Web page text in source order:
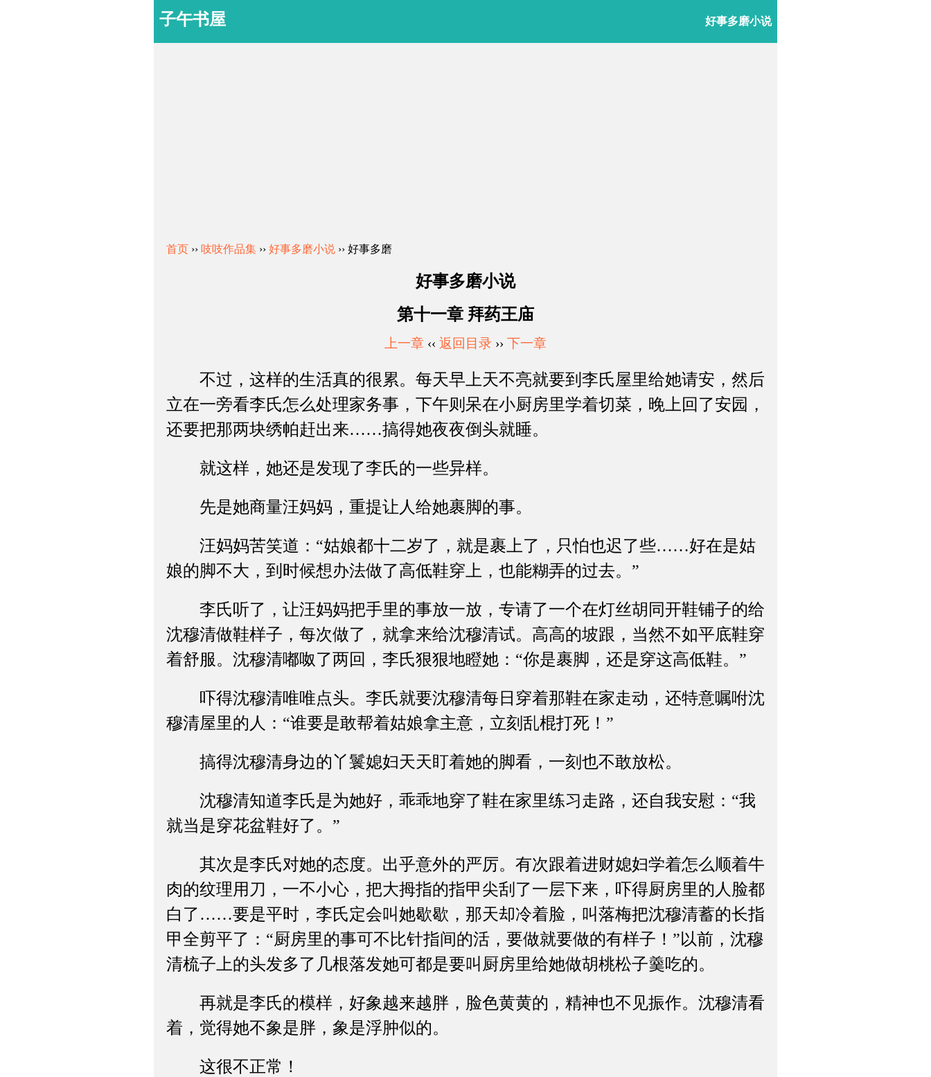
子午书屋 好事多磨小说
首页 ›› 吱吱作品集 ›› 好事多磨小说 ›› 好事多磨
好事多磨小说
第十一章 拜药王庙
上一章 ‹‹ 返回目录 ›› 下一章
不过，这样的生活真的很累。每天早上天不亮就要到李氏屋里给她请安，然后
立在一旁看李氏怎么处理家务事，下午则呆在小厨房里学着切菜，晚上回了安园，
还要把那两块绣帕赶出来……搞得她夜夜倒头就睡。
就这样，她还是发现了李氏的一些异样。
先是她商量汪妈妈，重提让人给她裹脚的事。
汪妈妈苦笑道：“姑娘都十二岁了，就是裹上了，只怕也迟了些……好在是姑
娘的脚不大，到时候想办法做了高低鞋穿上，也能糊弄的过去。”
李氏听了，让汪妈妈把手里的事放一放，专请了一个在灯丝胡同开鞋铺子的给
沈穆清做鞋样子，每次做了，就拿来给沈穆清试。高高的坡跟，当然不如平底鞋穿
着舒服。沈穆清嘟呶了两回，李氏狠狠地瞪她：“你是裹脚，还是穿这高低鞋。”
吓得沈穆清唯唯点头。李氏就要沈穆清每日穿着那鞋在家走动，还特意嘱咐沈
穆清屋里的人：“谁要是敢帮着姑娘拿主意，立刻乱棍打死！”
搞得沈穆清身边的丫鬟媳妇天天盯着她的脚看，一刻也不敢放松。
沈穆清知道李氏是为她好，乖乖地穿了鞋在家里练习走路，还自我安慰：“我
就当是穿花盆鞋好了。”
其次是李氏对她的态度。出乎意外的严厉。有次跟着进财媳妇学着怎么顺着牛
肉的纹理用刀，一不小心，把大拇指的指甲尖刮了一层下来，吓得厨房里的人脸都
白了……要是平时，李氏定会叫她歇歇，那天却冷着脸，叫落梅把沈穆清蓄的长指
甲全剪平了：“厨房里的事可不比针指间的活，要做就要做的有样子！”以前，沈穆
清梳子上的头发多了几根落发她可都是要叫厨房里给她做胡桃松子羹吃的。
再就是李氏的模样，好象越来越胖，脸色黄黄的，精神也不见振作。沈穆清看
着，觉得她不象是胖，象是浮肿似的。
这很不正常！